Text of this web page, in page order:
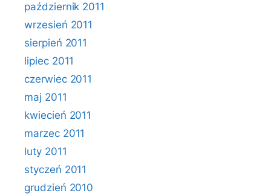
październik 2011
wrzesień 2011
sierpień 2011
lipiec 2011
czerwiec 2011
maj 2011
kwiecień 2011
marzec 2011
luty 2011
styczeń 2011
grudzień 2010